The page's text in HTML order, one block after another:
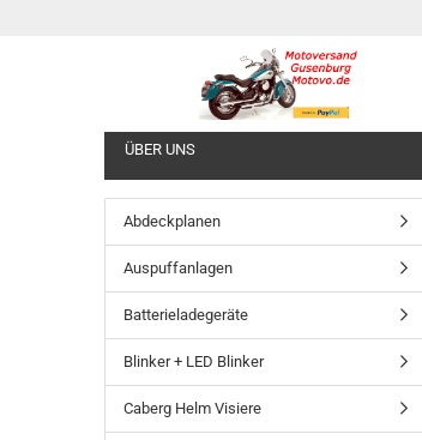
ÜBER UNS
Abdeckplanen
Auspuffanlagen
Batterieladegeräte
Blinker + LED Blinker
Caberg Helm Visiere